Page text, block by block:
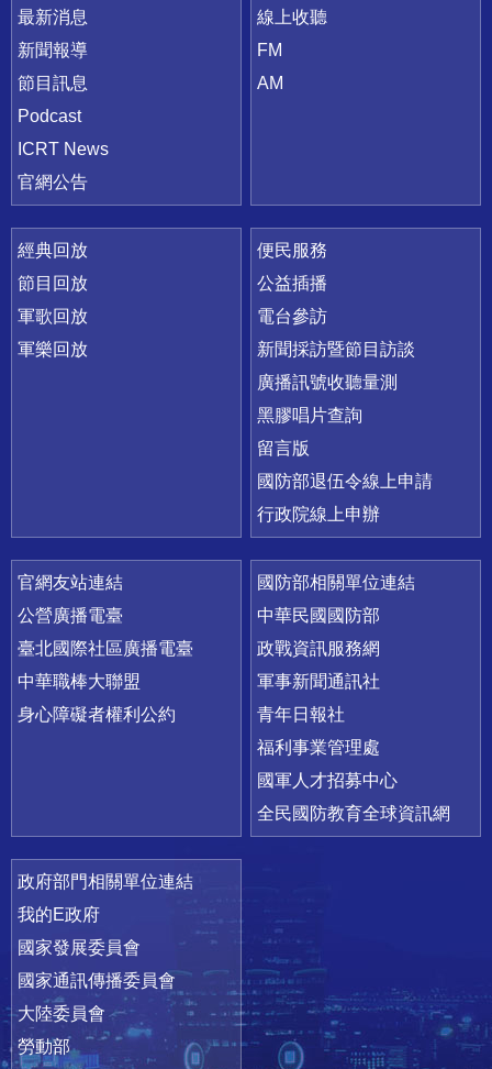
最新消息
新聞報導
節目訊息
Podcast
ICRT News
官網公告
線上收聽
FM
AM
經典回放
節目回放
軍歌回放
軍樂回放
便民服務
公益插播
電台參訪
新聞採訪暨節目訪談
廣播訊號收聽量測
黑膠唱片查詢
留言版
國防部退伍令線上申請
行政院線上申辦
官網友站連結
公營廣播電臺
臺北國際社區廣播電臺
中華職棒大聯盟
身心障礙者權利公約
國防部相關單位連結
中華民國國防部
政戰資訊服務網
軍事新聞通訊社
青年日報社
福利事業管理處
國軍人才招募中心
全民國防教育全球資訊網
政府部門相關單位連結
我的E政府
國家發展委員會
國家通訊傳播委員會
大陸委員會
勞動部